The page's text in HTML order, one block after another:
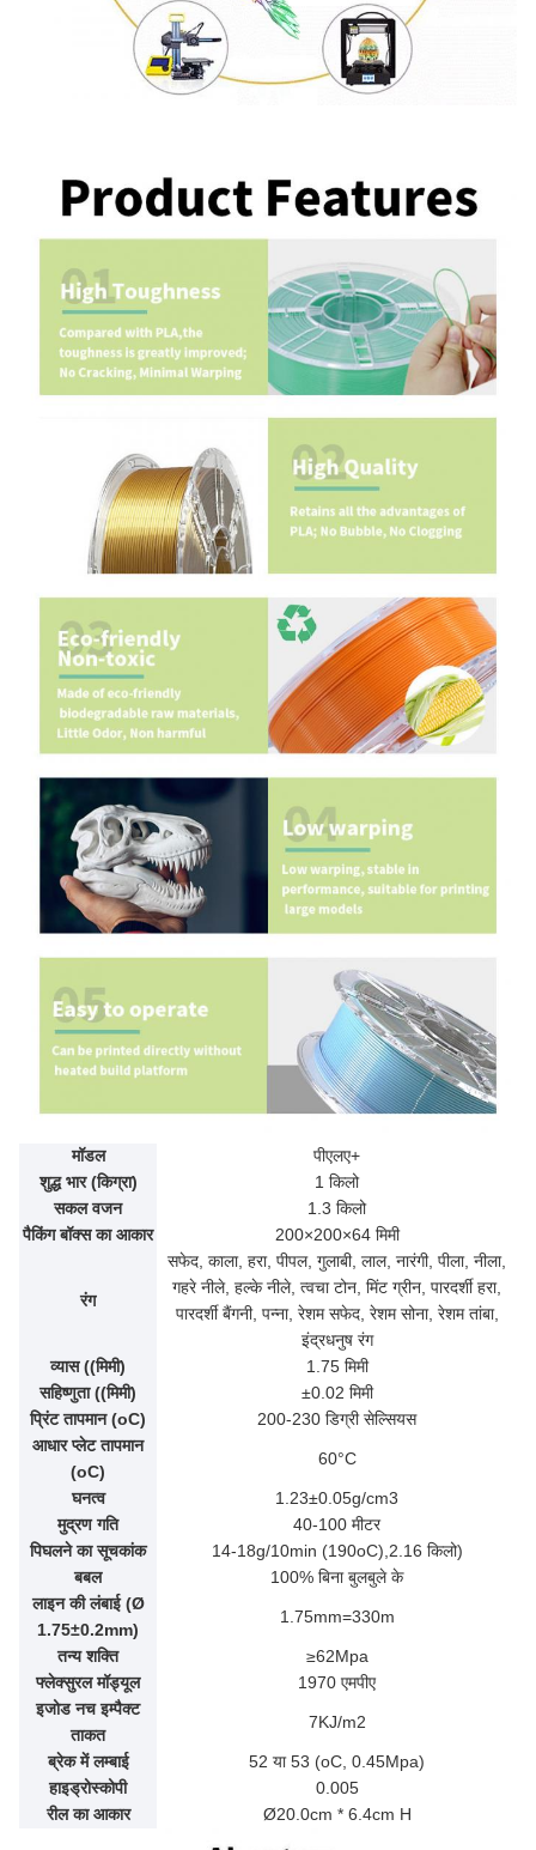
मॉडल
पीएलए+
शुद्ध भार (किग्रा)
1 किलो
सकल वजन
1.3 किलो
पैकिंग बॉक्स का आकार
200×200×64 मिमी
रंग
सफेद, काला, हरा, पीपल, गुलाबी, लाल, नारंगी, पीला, नीला,
गहरे नीले, हल्के नीले, त्वचा टोन, मिंट ग्रीन, पारदर्शी हरा,
पारदर्शी बैंगनी, पन्ना, रेशम सफेद, रेशम सोना, रेशम तांबा,
इंद्रधनुष रंग
व्यास ((मिमी)
1.75 मिमी
सहिष्णुता ((मिमी)
±0.02 मिमी
प्रिंट तापमान (oC)
200-230 डिग्री सेल्सियस
आधार प्लेट तापमान
(oC)
60°C
घनत्व
1.23±0.05g/cm3
मुद्रण गति
40-100 मीटर
पिघलने का सूचकांक
14-18g/10min (190oC),2.16 किलो)
बबल
100% बिना बुलबुले के
लाइन की लंबाई (Ø
1.75±0.2mm)
1.75mm=330m
तन्य शक्ति
≥62Mpa
फ्लेक्सुरल मॉड्यूल
1970 एमपीए
इजोड नच इम्पैक्ट
ताकत
7KJ/m2
ब्रेक में लम्बाई
52 या 53 (oC, 0.45Mpa)
हाइड्रोस्कोपी
0.005
रील का आकार
Ø20.0cm * 6.4cm H